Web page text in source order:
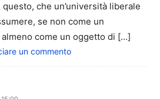
che un’università liberale
se non come un
come un oggetto di […]
un commento